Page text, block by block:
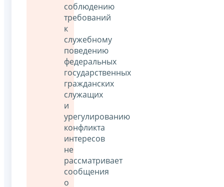
соблюдению
требований
к
служебному
поведению
федеральных
государственных
гражданских
служащих
и
урегулированию
конфликта
интересов
не
рассматривает
сообщения
о